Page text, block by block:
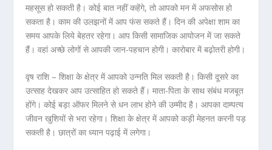
महसूस हो सकती है। कोई बात नहीं कहेंगे, तो आपको मन में अफसोस हो
सकता है। काम की उलझनों में आप फंस सकते हैं। दिन की अपेक्षा शाम का
समय आपके लिये बेहतर रहेगा। आप किसी सामाजिक आयोजन में जा सकते
हैं। वहां अच्छे लोगों से आपकी जान-पहचान होगी। कारोबार में बढ़ोतरी होगी।
वृष राशि – शिक्षा के क्षेत्र में आपको उन्नति मिल सकती है। किसी दूसरे का
उत्साह देखकर आप उत्साहित हो सकते हैं। माता-पिता के साथ संबंध मजबूत
होंगे। कोई बड़ा ऑफर मिलने से धन लाभ होने की उम्मीद है। आपका दाम्पत्य
जीवन खुशियों से भरा रहेगा। शिक्षा के क्षेत्र में आपको कड़ी मेहनत करनी पड़
सकती है। छात्रों का ध्यान पढ़ाई में लगेगा।